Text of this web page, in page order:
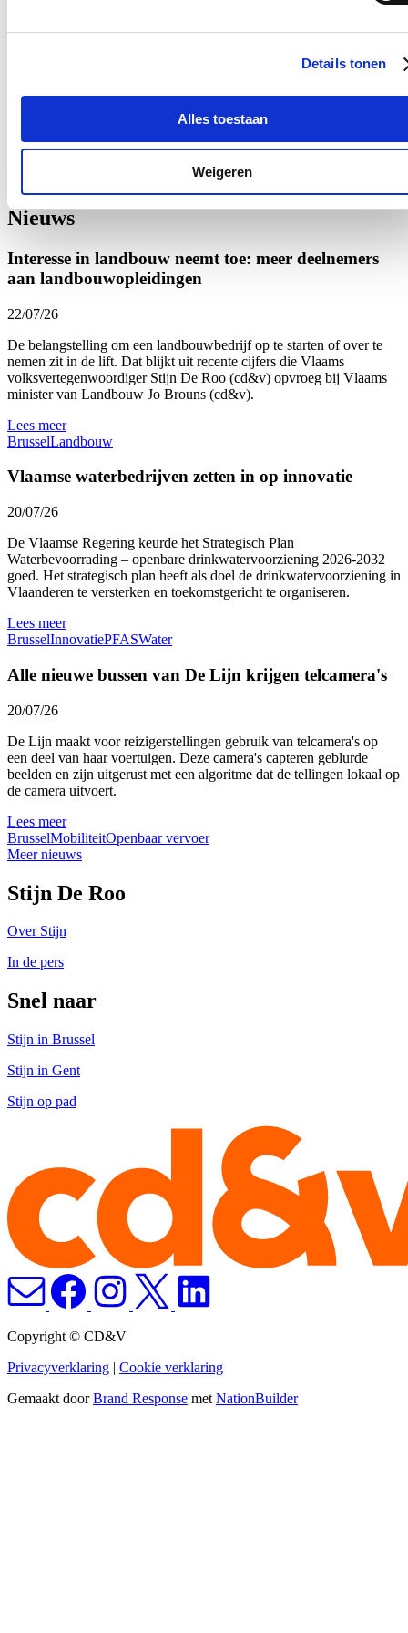
Details tonen
Alles toestaan
Weigeren
(uitstoot, geluid..) lijken me trouwens nu ondertussen toch al
We moeten bij de Minister dus blijven aandringen om dit in een
politiek niveau de druk hoog te houden."
het volledige fragment herbekijken.
Nieuws
Interesse in landbouw neemt toe: meer deelnemers
aan landbouwopleidingen
22/07/26
De belangstelling om een landbouwbedrijf op te starten of over te
nemen zit in de lift. Dat blijkt uit recente cijfers die Vlaams
volksvertegenwoordiger Stijn De Roo (cd&v) opvroeg bij Vlaams
minister van Landbouw Jo Brouns (cd&v).
Lees meer
BrusselLandbouw
Vlaamse waterbedrijven zetten in op innovatie
20/07/26
De Vlaamse Regering keurde het Strategisch Plan
Waterbevoorrading – openbare drinkwatervoorziening 2026-2032
goed. Het strategisch plan heeft als doel de drinkwatervoorziening in
Vlaanderen te versterken en toekomstgericht te organiseren.
Lees meer
BrusselInnovatiePFASWater
Alle nieuwe bussen van De Lijn krijgen telcamera's
20/07/26
De Lijn maakt voor reizigerstellingen gebruik van telcamera's op
een deel van haar voertuigen. Deze camera's capteren geblurde
beelden en zijn uitgerust met een algoritme dat de tellingen lokaal op
de camera uitvoert.
Lees meer
BrusselMobiliteitOpenbaar vervoer
Meer nieuws
Stijn De Roo
Over Stijn
In de pers
Snel naar
Stijn in Brussel
Stijn in Gent
Stijn op pad
Copyright © CD&V
Privacyverklaring | Cookie verklaring
Gemaakt doorBrand Response met NationBuilder